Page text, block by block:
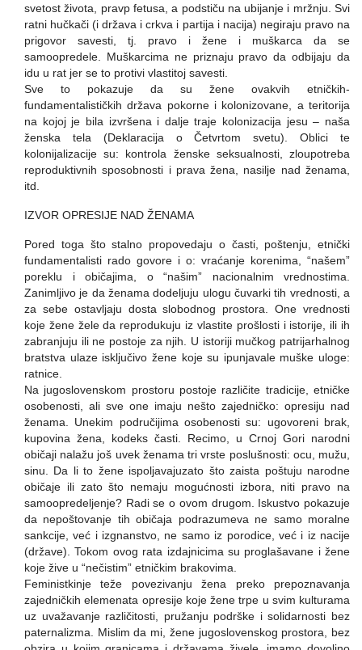
svetost života, pravp fetusa, a podstiču na ubijanje i mržnju. Svi
ratni hučkači (i država i crkva i partija i nacija) negiraju pravo na
prigovor savesti, tj. pravo i žene i muškarca da se
samoopredele. Muškarcima ne priznaju pravo da odbijaju da
idu u rat jer se to protivi vlastitoj savesti.
Sve to pokazuje da su žene ovakvih etničkih-
fundamentalističkih država pokorne i kolonizovane, a teritorija
na kojoj je bila izvršena i dalje traje kolonizacija jesu – naša
ženska tela (Deklaracija o Četvrtom svetu). Oblici te
kolonijalizacije su: kontrola ženske seksualnosti, zloupotreba
reproduktivnih sposobnosti i prava žena, nasilje nad ženama,
itd.
IZVOR OPRESIJE NAD ŽENAMA
Pored toga što stalno propovedaju o časti, poštenju, etnički
fundamentalisti rado govore i o: vraćanje korenima, “našem”
poreklu i običajima, o “našim” nacionalnim vrednostima.
Zanimljivo je da ženama dodeljuju ulogu čuvarki tih vrednosti, a
za sebe ostavljaju dosta slobodnog prostora. One vrednosti
koje žene žele da reprodukuju iz vlastite prošlosti i istorije, ili ih
zabranjuju ili ne postoje za njih. U istoriji mučkog patrijarhalnog
bratstva ulaze isključivo žene koje su ipunjavale muške uloge:
ratnice.
Na jugoslovenskom prostoru postoje različite tradicije, etničke
osobenosti, ali sve one imaju nešto zajedničko: opresiju nad
ženama. Unekim područijima osobenosti su: ugovoreni brak,
kupovina žena, kodeks časti. Recimo, u Crnoj Gori narodni
običaji nalažu još uvek ženama tri vrste poslušnosti: ocu, mužu,
sinu. Da li to žene ispoljavajuzato što zaista poštuju narodne
običaje ili zato što nemaju mogućnosti izbora, niti pravo na
samoopredeljenje? Radi se o ovom drugom. Iskustvo pokazuje
da nepoštovanje tih običaja podrazumeva ne samo moralne
sankcije, već i izgnanstvo, ne samo iz porodice, već i iz nacije
(države). Tokom ovog rata izdajnicima su proglašavane i žene
koje žive u “nečistim” etničkim brakovima.
Feministkinje teže povezivanju žena preko prepoznavanja
zajedničkih elemenata opresije koje žene trpe u svim kulturama
uz uvažavanje različitosti, pružanju podrške i solidarnosti bez
paternalizma. Mislim da mi, žene jugoslovenskog prostora, bez